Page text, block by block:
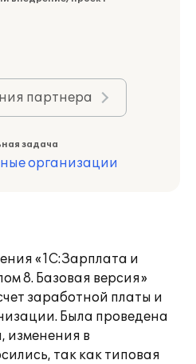
партнера
задача
организации
«1С:Зарплата и
8. Базовая версия»
заработной платы и
Была проведена
изменения в
так как типовая